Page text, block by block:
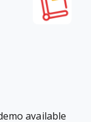
available